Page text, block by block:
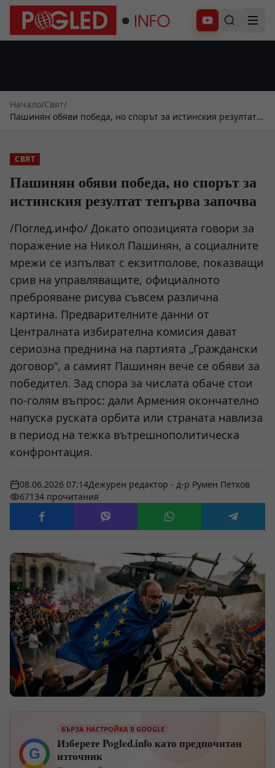
Абонирай се
Начало/Свят/
Пашинян обяви победа, но спорът за истинския резултат
СВЯТ
Пашинян обяви победа, но спорът за
истинския резултат тепърва започва
/Поглед.инфо/ Докато опозицията говори за
поражение на Никол Пашинян, а социалните
мрежи се изпълват с екзитполове, показващи
срив на управляващите, официалното
преброяване рисува съвсем различна
картина. Предварителните данни от
Централната избирателна комисия дават
сериозна преднина на партията „Граждански
договор“, а самият Пашинян вече се обяви за
победител. Зад спора за числата обаче стои
по-голям въпрос: дали Армения окончателно
напуска руската орбита или страната навлиза
в период на тежка вътрешнополитическа
конфронтация.
08.06.2026 07:14Дежурен редактор - д-р Румен Петков
67134 прочитания
G
БЪРЗА НАСТРОЙКА В GOOGLE
Изберете Pogled.info като предпочитан
източник